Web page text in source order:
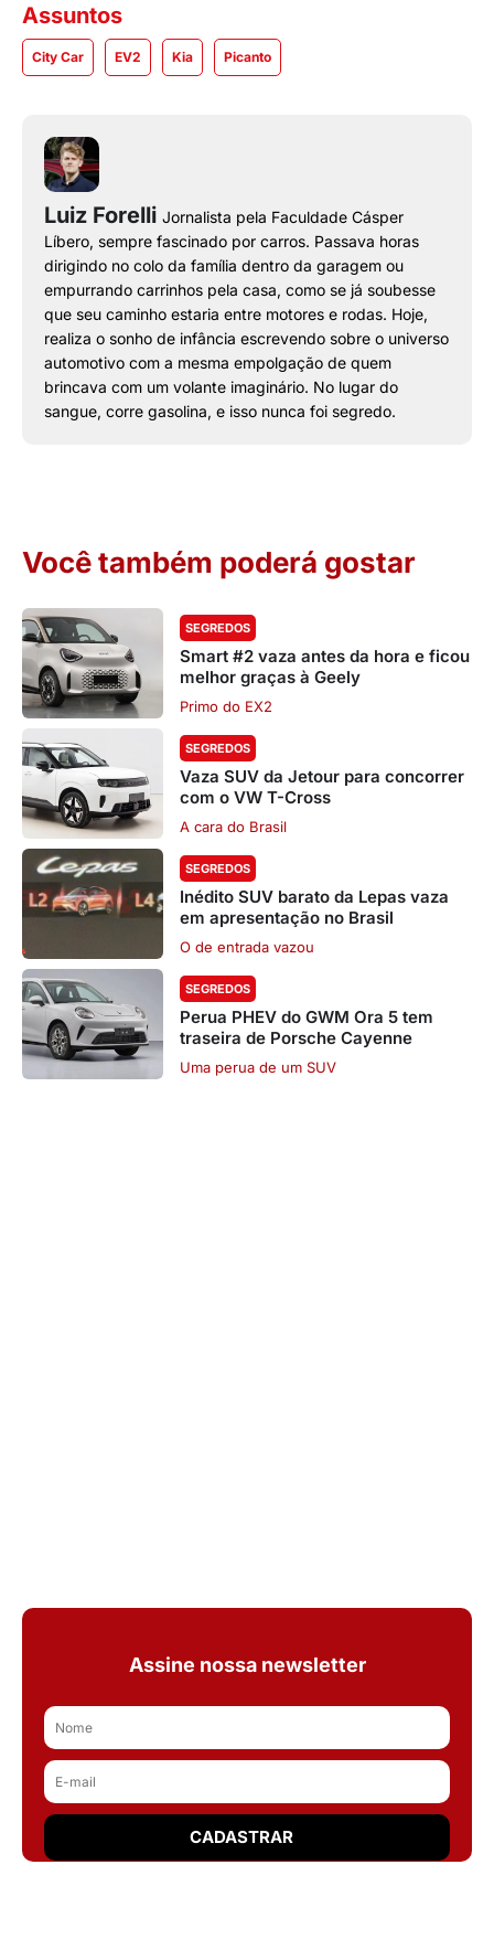
Assuntos
City Car EV2 Kia Picanto
Luiz Forelli Jornalista pela Faculdade Cásper
Líbero, sempre fascinado por carros. Passava horas
dirigindo no colo da família dentro da garagem ou
empurrando carrinhos pela casa, como se já soubesse
que seu caminho estaria entre motores e rodas. Hoje,
realiza o sonho de infância escrevendo sobre o universo
automotivo com a mesma empolgação de quem
brincava com um volante imaginário. No lugar do
sangue, corre gasolina, e isso nunca foi segredo.
Você também poderá gostar
SEGREDOS
Smart #2 vaza antes da hora e ficou
melhor graças à Geely
Primo do EX2
SEGREDOS
Vaza SUV da Jetour para concorrer
com o VW T-Cross
A cara do Brasil
SEGREDOS
Inédito SUV barato da Lepas vaza
em apresentação no Brasil
O de entrada vazou
SEGREDOS
Perua PHEV do GWM Ora 5 tem
traseira de Porsche Cayenne
Uma perua de um SUV
Assine nossa newsletter